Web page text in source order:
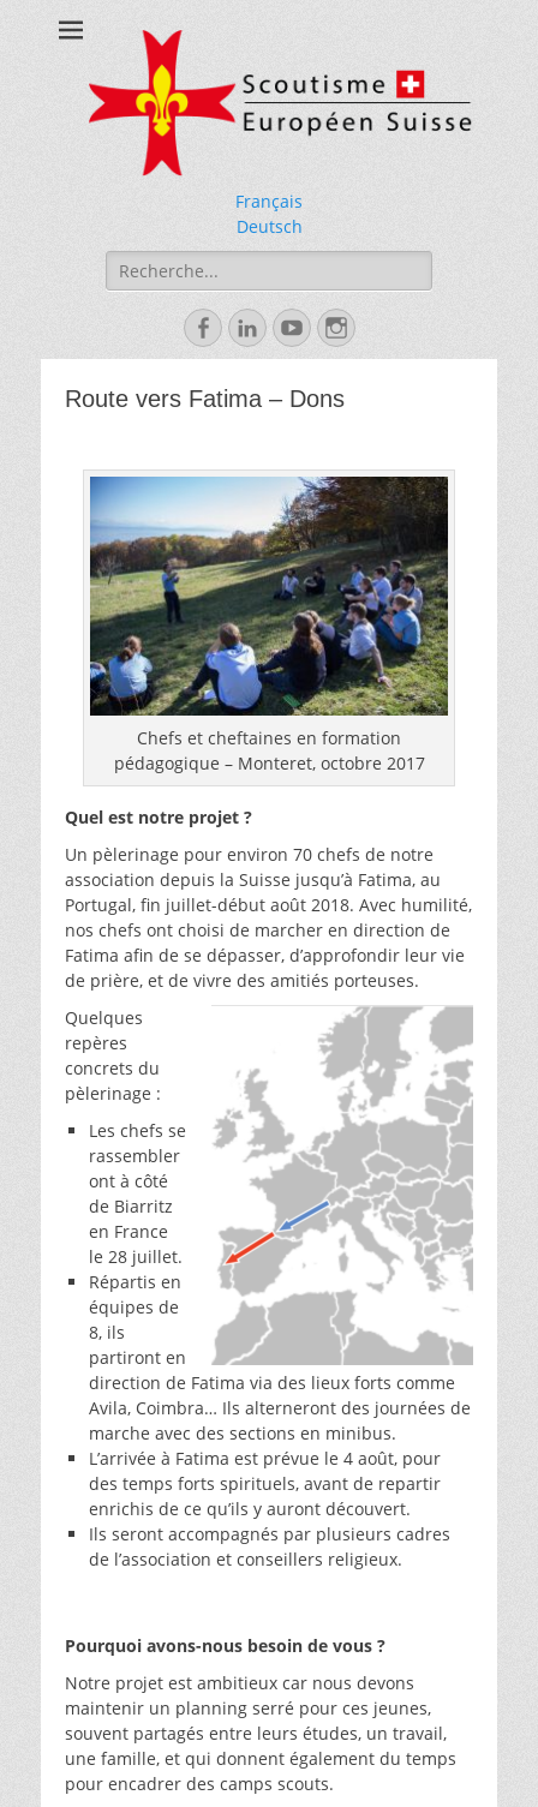
Européen Suisse
Français
Deutsch
Rechercher :
FacebookLinkedinYouTubeInstagram
Route vers Fatima – Dons
Chefs et cheftaines en formation
pédagogique – Monteret, octobre 2017
Quel est notre projet ?
Un pèlerinage pour environ 70 chefs de notre
association depuis la Suisse jusqu’à Fatima, au
Portugal, fin juillet-début août 2018. Avec humilité,
nos chefs ont choisi de marcher en direction de
Fatima afin de se dépasser, d’approfondir leur vie
de prière, et de vivre des amitiés porteuses.
Quelques
repères
concrets du
pèlerinage :
Les chefs se
rassembler
ont à côté
de Biarritz
en France
le 28 juillet.
Répartis en
équipes de
8, ils
partiront en
direction de Fatima via des lieux forts comme
Avila, Coimbra… Ils alterneront des journées de
marche avec des sections en minibus.
L’arrivée à Fatima est prévue le 4 août, pour
des temps forts spirituels, avant de repartir
enrichis de ce qu’ils y auront découvert.
Ils seront accompagnés par plusieurs cadres
de l’association et conseillers religieux.
Pourquoi avons-nous besoin de vous ?
Notre projet est ambitieux car nous devons
maintenir un planning serré pour ces jeunes,
souvent partagés entre leurs études, un travail,
une famille, et qui donnent également du temps
pour encadrer des camps scouts.